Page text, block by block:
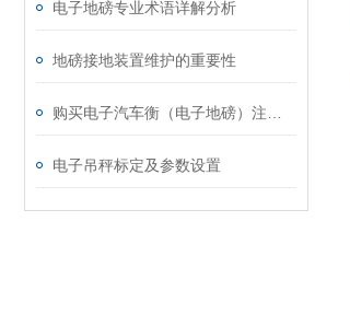
电子地磅专业术语详解分析
地磅接地装置维护的重要性
电子吊秤标定及参数设置